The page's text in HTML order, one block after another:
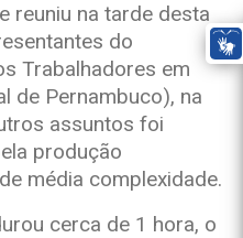
reuniu na tarde desta
do
Trabalhadores em
de Pernambuco), na
assuntos foi
produção
média complexidade.
cerca de 1 hora, o